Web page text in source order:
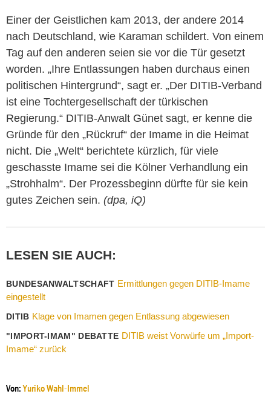
Einer der Geistlichen kam 2013, der andere 2014
nach Deutschland, wie Karaman schildert. Von einem
Tag auf den anderen seien sie vor die Tür gesetzt
worden. „Ihre Entlassungen haben durchaus einen
politischen Hintergrund“, sagt er. „Der DITIB-Verband
ist eine Tochtergesellschaft der türkischen
Regierung.“ DITIB-Anwalt Günet sagt, er kenne die
Gründe für den „Rückruf“ der Imame in die Heimat
nicht. Die „Welt“ berichtete kürzlich, für viele
geschasste Imame sei die Kölner Verhandlung ein
„Strohhalm“. Der Prozessbeginn dürfte für sie kein
gutes Zeichen sein. (dpa, iQ)
LESEN SIE AUCH:
BUNDESANWALTSCHAFT Ermittlungen gegen DITIB-Imame
eingestellt
DITIB Klage von Imamen gegen Entlassung abgewiesen
"IMPORT-IMAM" DEBATTE DITIB weist Vorwürfe um „Import-
Imame“ zurück
Von:Yuriko Wahl-Immel